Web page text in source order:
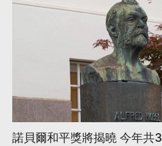
諾貝爾和平獎將揭曉 今年共